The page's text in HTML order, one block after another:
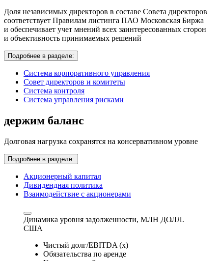
Доля независимых директоров в составе Совета директоров
соответствует Правилам листинга ПАО Московская Биржа
и обеспечивает учет мнений всех заинтересованных сторон
и объективность принимаемых решений
Подробнее в разделе:
Система корпоративного управления
Совет директоров и комитеты
Система контроля
Система управления рисками
держим баланс
Долговая нагрузка сохранятся на консервативном уровне
Подробнее в разделе:
Акционерный капитал
Дивидендная политика
Взаимодействие с акционерами
Динамика уровня задолженности, МЛН ДОЛЛ.
США
Чистый долг/EBITDA (x)
Обязательства по аренде